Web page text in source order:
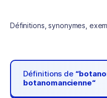
Définitions, synonymes,
Définitions de
botanomancienne“